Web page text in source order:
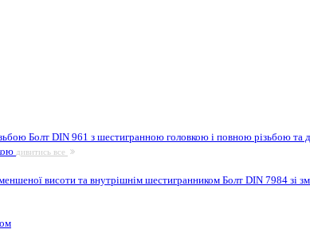
Болт DIN 961 з шестигранною головкою і повною різьбою та
дивитись все
висоти та внутрішнім шестигранником Болт DIN 7984 зі